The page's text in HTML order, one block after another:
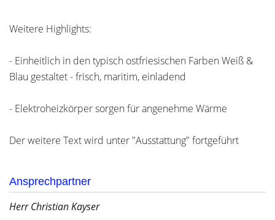
Weitere Highlights:
- Einheitlich in den typisch ostfriesischen Farben Weiß &
Blau gestaltet - frisch, maritim, einladend
- Elektroheizkörper sorgen für angenehme Wärme
Der weitere Text wird unter "Ausstattung" fortgeführt
Ansprechpartner
Herr Christian Kayser